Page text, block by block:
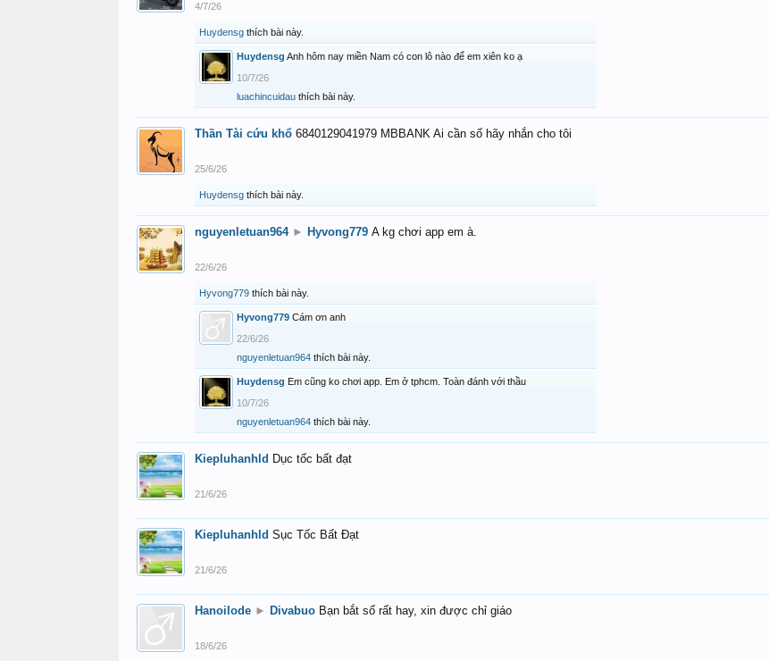
4/7/26
Huydensg thích bài này.
Huydensg Anh hôm nay miền Nam có con lô nào để em xiên ko ạ
10/7/26
luachincuidau thích bài này.
Thần Tài cứu khổ 6840129041979 MBBANK Ai cần số hãy nhắn cho tôi
25/6/26
Huydensg thích bài này.
nguyenletuan964 ► Hyvong779 A kg chơi app em à.
22/6/26
Hyvong779 thích bài này.
Hyvong779 Cám ơn anh
22/6/26
nguyenletuan964 thích bài này.
Huydensg Em cũng ko chơi app. Em ở tphcm. Toàn đánh với thầu
10/7/26
nguyenletuan964 thích bài này.
Kiepluhanhld Dục tốc bất đạt
21/6/26
Kiepluhanhld Sục Tốc Bất Đạt
21/6/26
Hanoilode ► Divabuo Bạn bắt số rất hay, xin được chỉ giáo
18/6/26